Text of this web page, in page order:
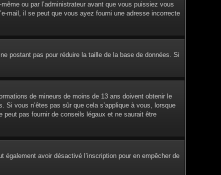
ou par l’administrateur avant que vous puissiez vous
mail, il se peut que vous ayez fourni une adresse incorrecte
postant pas pour réduire la taille de la base de données. Si
de mineurs de moins de 13 ans doivent obtenir le
Si vous n’êtes pas sûr que cela s’applique à vous, lorsque
pas fournir de conseils légaux et ne saurait être
également avoir désactivé l’inscription pour en empêcher de